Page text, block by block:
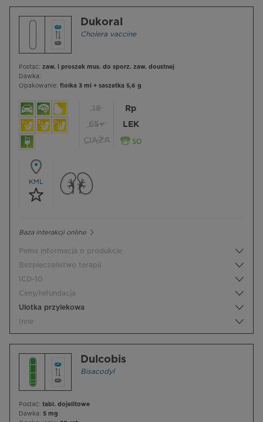
Dukoral
Cholera vaccine
Postać: zaw. i proszek mus. do sporz. zaw. doustnej
Dawka:
Opakowanie: fiolka 3 ml + saszetka 5,6 g
18
65+
CIĄŻA
Rp
LEK
KML
Baza interakcji online
Pełna informacja o produkcie
Bezpieczeństwo terapii
ICD-10
Ceny/refundacja
Ulotka przylekowa
Inne
Dulcobis
Bisacodyl
Postać: tabl. dojelitowe
Dawka: 5 mg